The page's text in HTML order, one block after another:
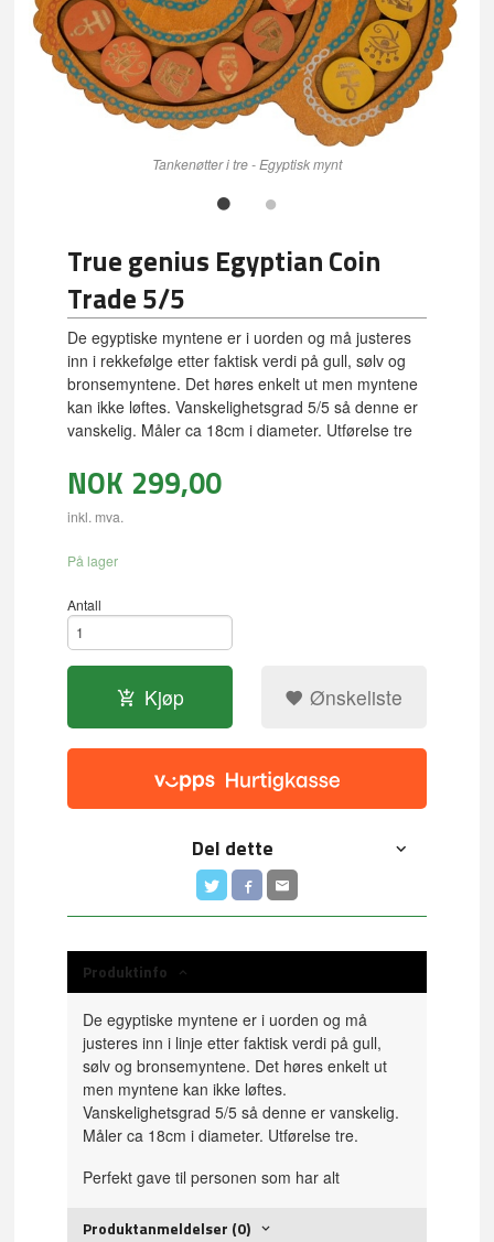
Tankenøtter i tre - Egyptisk mynt
True genius Egyptian Coin
Trade 5/5
De egyptiske myntene er i uorden og må justeres
inn i rekkefølge etter faktisk verdi på gull, sølv og
bronsemyntene. Det høres enkelt ut men myntene
kan ikke løftes. Vanskelighetsgrad 5/5 så denne er
vanskelig. Måler ca 18cm i diameter. Utførelse tre
NOK 299,00
inkl. mva.
På lager
Antall
Kjøp Ønskeliste
Del dette
Produktinfo
De egyptiske myntene er i uorden og må
justeres inn i linje etter faktisk verdi på gull,
sølv og bronsemyntene. Det høres enkelt ut
men myntene kan ikke løftes.
Vanskelighetsgrad 5/5 så denne er vanskelig.
Måler ca 18cm i diameter. Utførelse tre.
Perfekt gave til personen som har alt
Produktanmeldelser (0)